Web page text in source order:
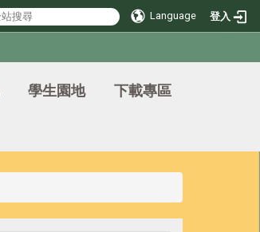
Language 登入
學生園地
下載專區